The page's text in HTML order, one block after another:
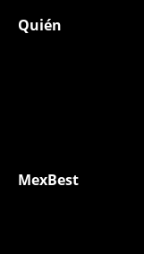
Quién
MexBest